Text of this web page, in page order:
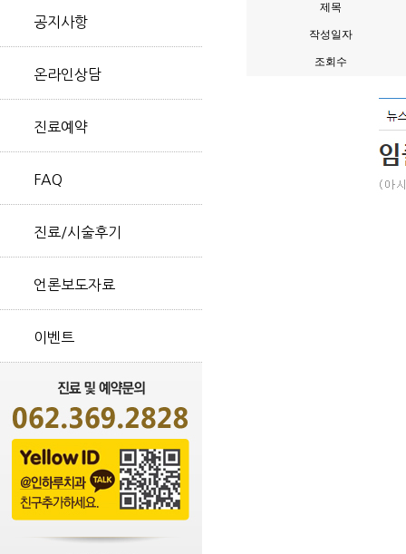
공지사항
온라인상담
진료예약
FAQ
진료/시술후기
언론보도자료
이벤트
제목
작성일자
조회수